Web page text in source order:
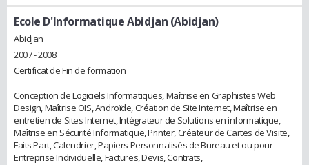
Ecole D'Informatique Abidjan (Abidjan)
Abidjan
2007 - 2008
Certificat de Fin de formation
Conception de Logiciels Informatiques, Maîtrise en Graphistes Web
Design, Maîtrise OIS, Androïde, Création de Site Internet, Maîtrise en
entretien de Sites Internet, Intégrateur de Solutions en informatique,
Maîtrise en Sécurité Informatique, Printer, Créateur de Cartes de Visite,
Faits Part, Calendrier, Papiers Personnalisés de Bureau et ou pour
Entreprise Individuelle, Factures, Devis, Contrats,